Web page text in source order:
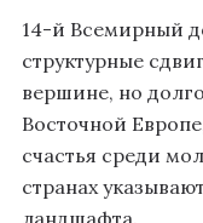
14-й Всемирный
структурные
вершине, но
Восточной
счастья среди
странах